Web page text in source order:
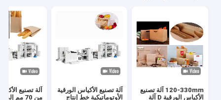
120-330mm آلة تصنيع
الأكياس الورقية D آلة
آلة تصنيع الأكياس الورقية
الأوتوماتيكية خط إنتاج
آلة تصنيع
من 70 مم إلى 350 مم